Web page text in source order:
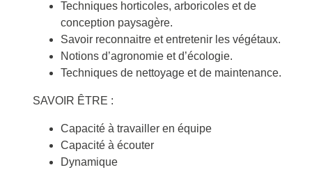
Techniques horticoles, arboricoles et de
conception paysagère.
Savoir reconnaitre et entretenir les végétaux.
Notions d’agronomie et d’écologie.
Techniques de nettoyage et de maintenance.
SAVOIR ÊTRE :
Capacité à travailler en équipe
Capacité à écouter
Dynamique